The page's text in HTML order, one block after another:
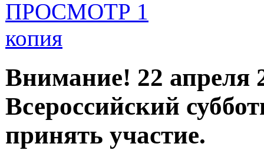
Внимание! 22 апреля
Всероссийский
принять участие.